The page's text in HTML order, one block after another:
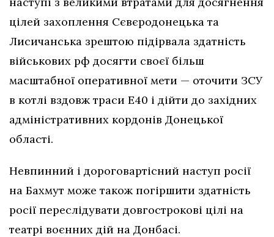
цілей захоплення Сєвєродонецька та
Лисичанська зрештою підірвала здатність
військових рф досягти своєї більш
масштабної оперативної мети — оточити ЗСУ
в котлі вздовж траси Е40 і дійти до західних
адміністративних кордонів Донецької
області.
Невпинний і дороговартісний наступ росії
на Бахмут може також погіршити здатність
росії переслідувати довгострокові цілі на
театрі воєнних дій на Донбасі.